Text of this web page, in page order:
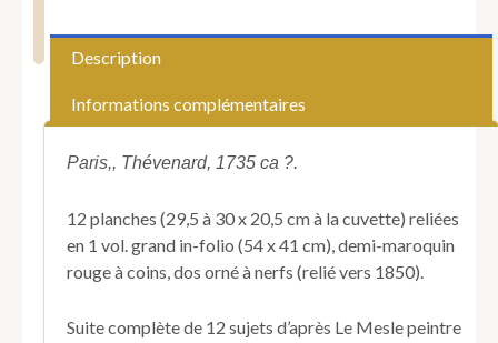
d'illustrations
de
vie
aventures
de
Lazarille
Description
Informations complémentaires
Paris,, Thévenard, 1735 ca ?.
12 planches (29,5 à 30 x 20,5 cm à la cuvette) reliées
en 1 vol. grand in-folio (54 x 41 cm), demi-maroquin
rouge à coins, dos orné à nerfs (relié vers 1850).
Suite complète de 12 sujets d’après Le Mesle peintre